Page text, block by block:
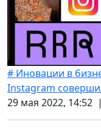
# Иновации в
Instagram
29 мая 2022, 14:52 |